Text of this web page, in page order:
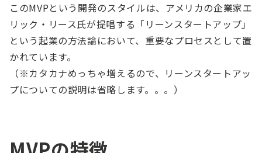
このMVPという開発のスタイルは、アメリカの企業家エ
リック・リース氏が提唱する「リーンスタートアップ」
という起業の方法論において、重要なプロセスとして置
かれています。
（※カタカナめっちゃ増えるので、リーンスタートアッ
プについての説明は省略します。。。）